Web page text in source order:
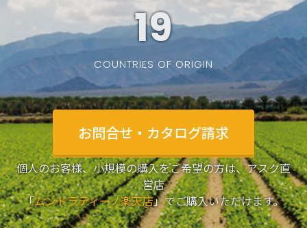
19
COUNTRIES OF ORIGIN
お問合せ・カタログ請求
個人のお客様、小規模の購入をご希望の方は、アスク直
営店
「ムンドラティーノ楽天店」でご購入いただけます。